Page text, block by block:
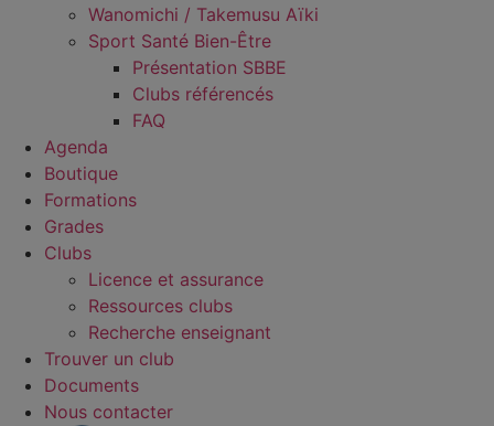
Wanomichi / Takemusu Aïki
Sport Santé Bien-Être
Présentation SBBE
Clubs référencés
FAQ
Agenda
Boutique
Formations
Grades
Clubs
Licence et assurance
Ressources clubs
Recherche enseignant
Trouver un club
Documents
Nous contacter